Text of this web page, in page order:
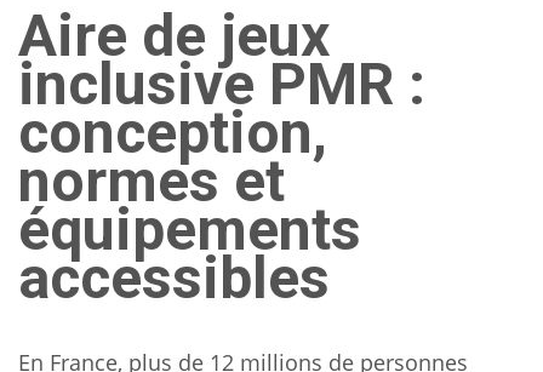
Aire de jeux
inclusive PMR :
conception,
normes et
équipements
accessibles
En France, plus de 12 millions de personnes